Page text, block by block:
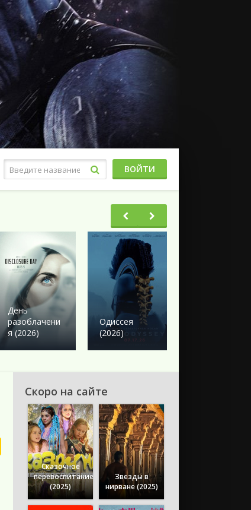
Ужасы
Триллеры
Боевик
ВОЙТИ
День
разоблачени
я (2026)
Одиссея
(2026)
Скоро на сайте
Сказочное
перевоспитание
(2025)
Звезды в
нирване (2025)